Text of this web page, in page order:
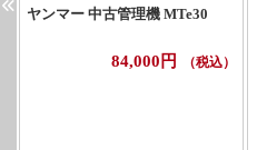
ヤンマー 中古管理機 MTe30
84,000円 （税込）